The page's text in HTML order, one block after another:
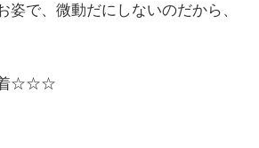
姿で、微動だにしないのだから、
着☆☆☆